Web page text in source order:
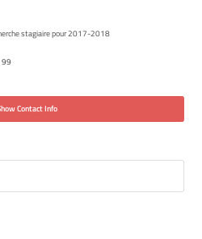
stagiaire pour 2017-2018
Contact Info